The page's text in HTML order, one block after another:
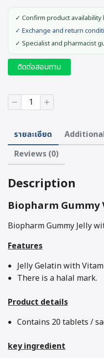
was:
65 ฿.
is:
54 ฿.
✓ Confirm product
✓ Exchange and return
✓ Specialist and pharmacist
ติดต่อสอบถาม
Biopharm
Gummy
Vitamin
C
(60g)
quantity
รายละเอียด
Reviews (0)
Description
Biopharm Gummy
Biopharm Gummy Jelly
Features
Jelly Gelatin with
There is a halal mark.
Product details
Contains 20 tablets /
key ingredient